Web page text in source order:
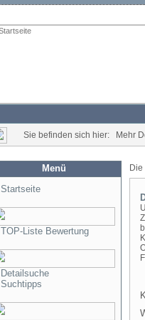
Sie befinden sich hier: Mehr
Menü
Startseite
TOP-Liste Bewertung
Detailsuche
Suchtipps